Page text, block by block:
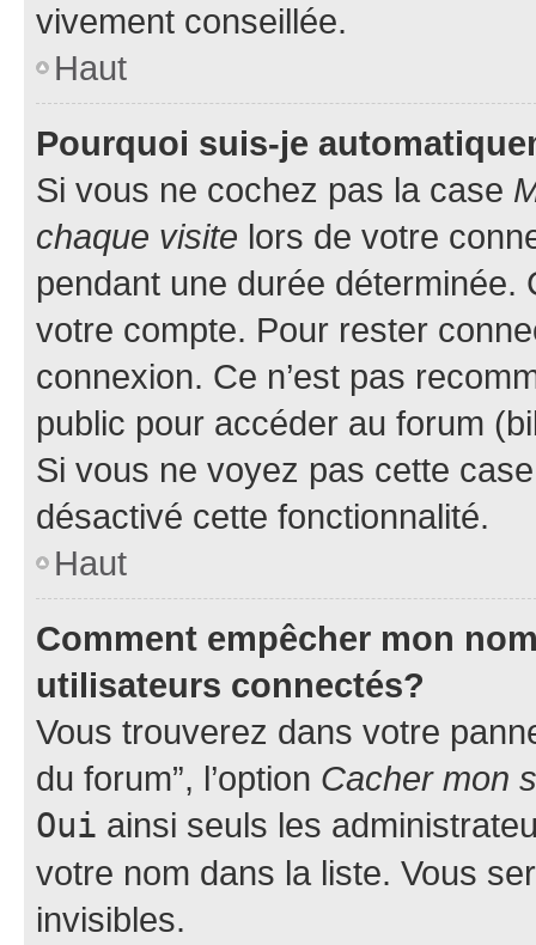
vivement conseillée.
Haut
Pourquoi suis-je
Si vous ne cochez pas la case
chaque visite lors de votre
pendant une durée déterminée.
votre compte. Pour rester
connexion. Ce n’est pas
public pour accéder au forum
Si vous ne voyez pas cette
désactivé cette fonctionnalité.
Haut
Comment empêcher mon
utilisateurs connectés?
Vous trouverez dans votre
du forum”, l’option Cacher mon
Oui ainsi seuls les
votre nom dans la liste. Vous
invisibles.